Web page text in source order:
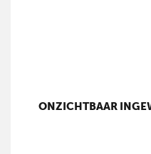
ONZICHTBAAR